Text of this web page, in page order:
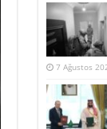
7 Ağustos